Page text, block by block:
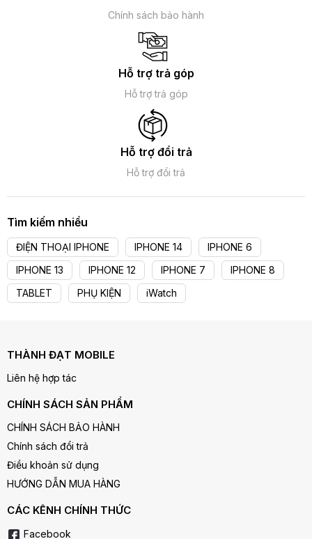
Chính sách bảo hành
Hỗ trợ trả góp
Hỗ trợ trả góp
Hỗ trợ đổi trả
Hỗ trợ đổi trả
Tìm kiếm nhiều
ĐIỆN THOẠI IPHONE IPHONE 14
IPHONE 6
IPHONE 13
IPHONE 12 IPHONE 7
IPHONE 8
TABLET
PHỤ KIỆN iWatch
THÀNH ĐẠT MOBILE
Liên hệ hợp tác
CHÍNH SÁCH SẢN PHẨM
CHÍNH SÁCH BẢO HÀNH
Chính sách đổi trả
Điều khoản sử dụng
HƯỚNG DẪN MUA HÀNG
CÁC KÊNH CHÍNH THỨC
Facebook